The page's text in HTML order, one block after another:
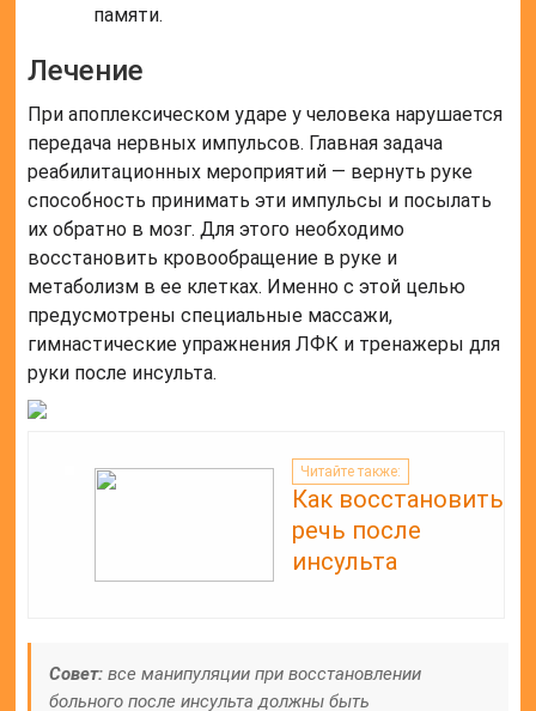
памяти.
Лечение
При апоплексическом ударе у человека нарушается
передача нервных импульсов. Главная задача
реабилитационных мероприятий — вернуть руке
способность принимать эти импульсы и посылать
их обратно в мозг. Для этого необходимо
восстановить кровообращение в руке и
метаболизм в ее клетках. Именно с этой целью
предусмотрены специальные массажи,
гимнастические упражнения ЛФК и тренажеры для
руки после инсульта.
Читайте также:
Как восстановить
речь после
инсульта
Совет: все манипуляции при восстановлении
больного после инсульта должны быть